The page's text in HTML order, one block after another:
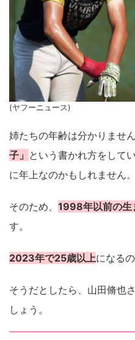
(ヤフーニュース)
姉たちの年齢は分かりませ
子」 という書かれ方をして
に年上なのかもしれません。
そのため、 1998年以前の生
す。
2023年で25歳以上になる
そうだとしたら、山田脩也
しょう。